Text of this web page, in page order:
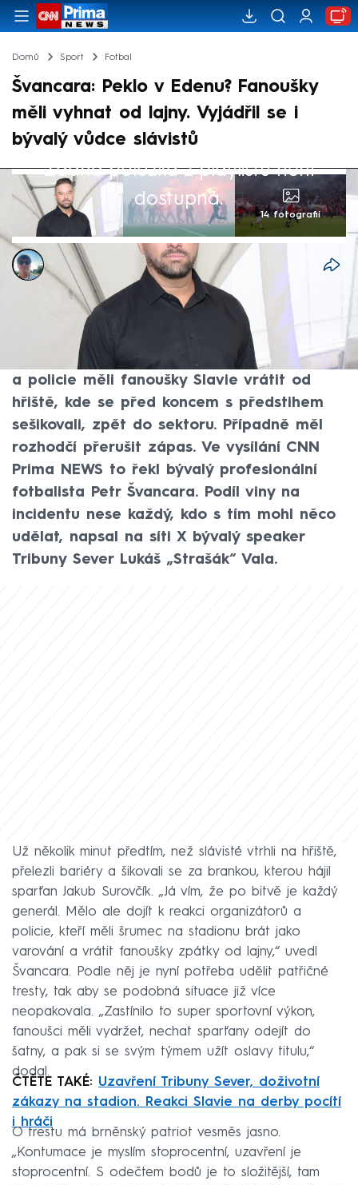
Domů Sport Fotbal
Švancara: Peklo v Edenu? Fanoušky
měli vyhnat od lajny. Vyjádřil se i
bývalý vůdce slávistů
Žádná položka z playlistu není
dostupná.
14 fotografií
Kryštof Prchlík
10. kvě 2026, 11:01
Ostudnému momentu při fotbalovém derby
pražských S, kdy fanoušci vběhli na hřiště a
narušili utkání, se dalo zabránit. Pořadatelé
a policie měli fanoušky Slavie vrátit od
hřiště, kde se před koncem s předstihem
sešikovali, zpět do sektoru. Případně měl
rozhodčí přerušit zápas. Ve vysílání CNN
Prima NEWS to řekl bývalý profesionální
fotbalista Petr Švancara. Podíl viny na
incidentu nese každý, kdo s tím mohl něco
udělat, napsal na síti X bývalý speaker
Tribuny Sever Lukáš „Strašák“ Vala.
Už několik minut předtím, než slávisté vtrhli na hřiště,
přelezli bariéry a šikovali se za brankou, kterou hájil
sparťan Jakub Surovčík. „Já vím, že po bitvě je každý
generál. Mělo ale dojít k reakci organizátorů a
policie, kteří měli šrumec na stadionu brát jako
varování a vrátit fanoušky zpátky od lajny,“ uvedl
Švancara. Podle něj je nyní potřeba udělit patřičné
tresty, tak aby se podobná situace již více
neopakovala. „Zastínilo to super sportovní výkon,
fanoušci měli vydržet, nechat sparťany odejít do
šatny, a pak si se svým týmem užít oslavy titulu,“
dodal.
ČTĚTE TAKÉ: Uzavření Tribuny Sever, doživotní
zákazy na stadion. Reakci Slavie na derby pocítí
i hráči
O trestu má brněnský patriot vesměs jasno.
„Kontumace je myslím stoprocentní, uzavření je
stoprocentní. S odečtem bodů je to složitější, tam